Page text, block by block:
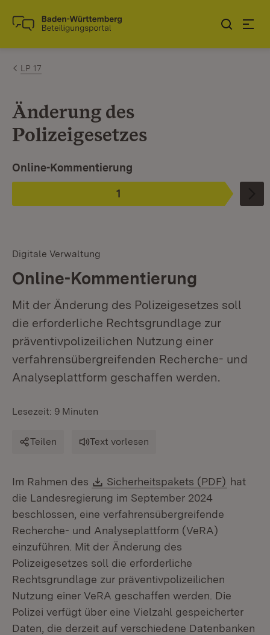
Zum Inhalt springen
Link zur Startseite
LP 17
Änderung des
Polizeigesetzes
Phase
1
:
Ist ausgewählt.
Online-Kommentierung
Digitale Verwaltung
Online-Kommentierung
Mit der Änderung des Polizeigesetzes soll
die erforderliche Rechtsgrundlage zur
präventivpolizeilichen Nutzung einer
verfahrensübergreifenden Recherche- und
Analyseplattform geschaffen werden.
Lesezeit: 9 Minuten
Teilen Text vorlesen
Im Rahmen des Download:
Sicherheitspakets (PDF) (Öffnet
hat
die Landesregierung im September 2024
beschlossen, eine verfahrensübergreifende
Recherche- und Analyseplattform (VeRA)
einzuführen. Mit der Änderung des
Polizeigesetzes soll die erforderliche
Rechtsgrundlage zur präventivpolizeilichen
Nutzung einer VeRA geschaffen werden. Die
Polizei verfügt über eine Vielzahl gespeicherter
Daten, die derzeit auf verschiedene Datenbanken